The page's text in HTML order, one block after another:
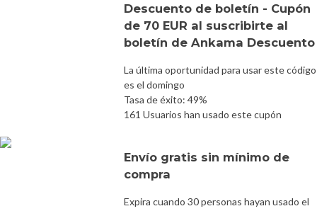
Descuento de boletín - Cupón
de 70 EUR al suscribirte al
boletín de Ankama Descuento
La última oportunidad para usar este código
es el domingo
Tasa de éxito: 49%
161 Usuarios han usado este cupón
Envío gratis sin mínimo de
compra
Expira cuando 30 personas hayan usado el